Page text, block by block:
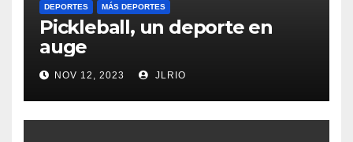
DEPORTES MÁS DEPORTES
Pickleball, un deporte en
auge
NOV 12, 2023 JLRIO